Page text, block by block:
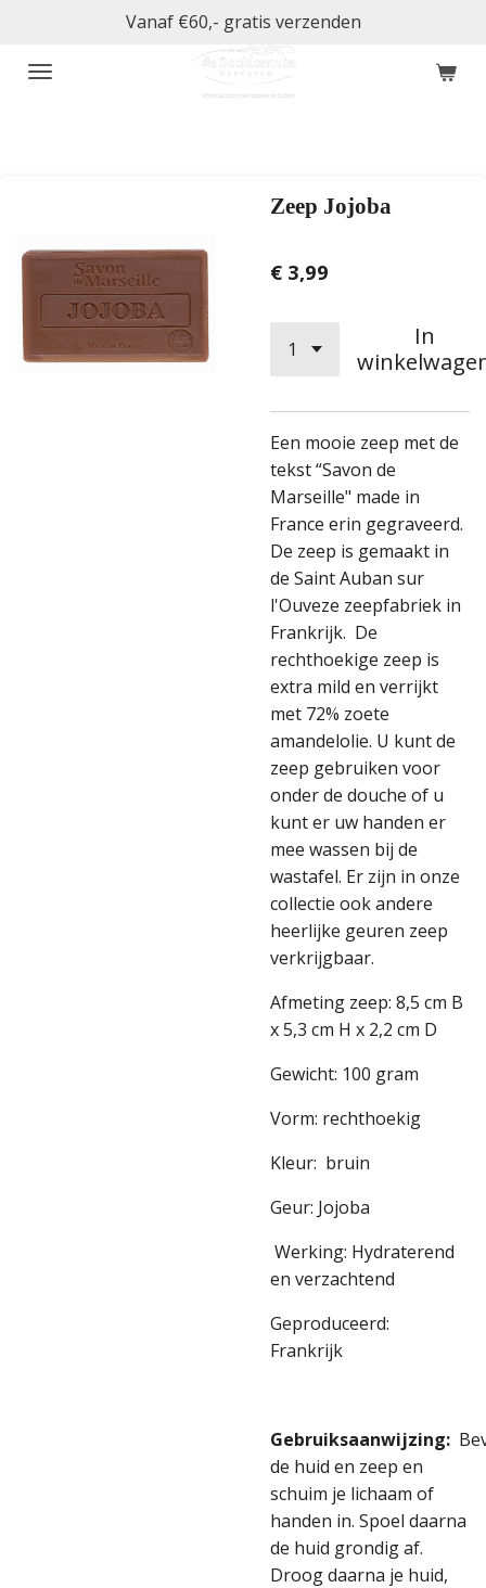
naar
Vanaf €60,- gratis verzenden
Zeep Jojoba
€ 3,99
In
Een mooie zeep met de
tekst “Savon de
Marseille" made in
France erin gegraveerd.
De zeep is gemaakt in
de Saint Auban sur
l'Ouveze zeepfabriek in
Frankrijk. De
rechthoekige zeep is
extra mild en verrijkt
met 72% zoete
amandelolie. U kunt de
zeep gebruiken voor
onder de douche of u
kunt er uw handen er
mee wassen bij de
wastafel. Er zijn in onze
collectie ook andere
heerlijke geuren zeep
verkrijgbaar.
Afmeting zeep: 8,5 cm B
x 5,3 cm H x 2,2 cm D
Gewicht: 100 gram
Vorm: rechthoekig
Kleur: bruin
Geur: Jojoba
Werking: Hydraterend
en verzachtend
Geproduceerd:
Frankrijk
Gebruiksaanwijzing:
de huid en zeep en
schuim je lichaam of
handen in. Spoel daarna
de huid grondig af.
Droog daarna je huid,